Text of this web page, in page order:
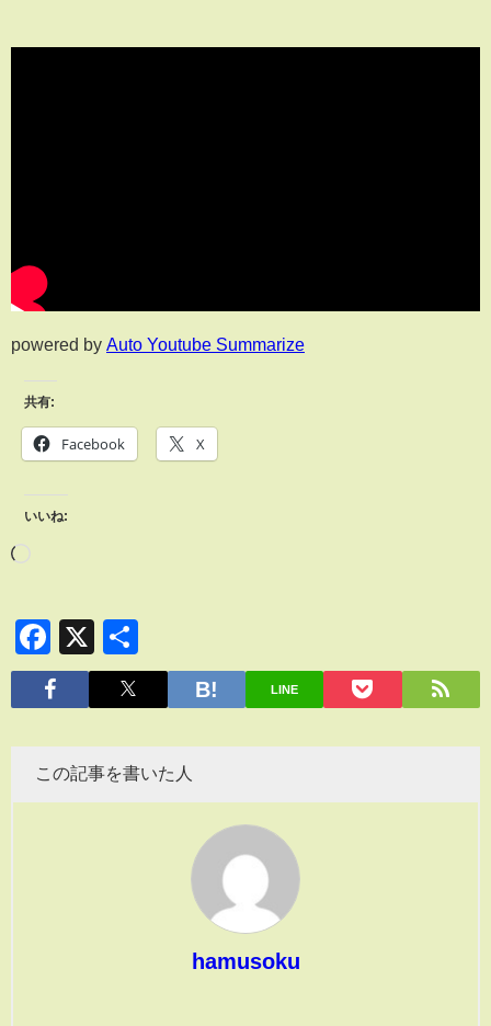
powered by Auto Youtube Summarize
共有:
Facebook X
いいね:
Facebook
X
有
LINE
この記事を書いた人
hamusoku